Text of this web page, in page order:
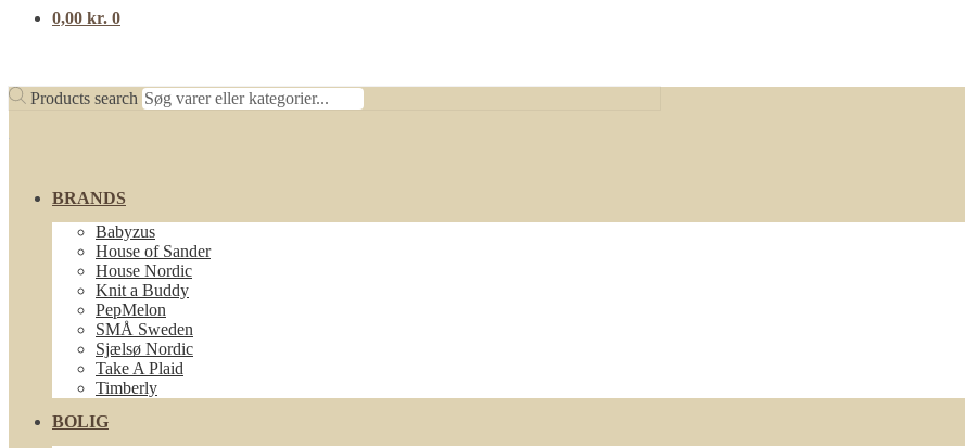
0,00 kr. 0
Products search
BRANDS
Babyzus
House of Sander
House Nordic
Knit a Buddy
PepMelon
SMÅ Sweden
Sjælsø Nordic
Take A Plaid
Timberly
BOLIG